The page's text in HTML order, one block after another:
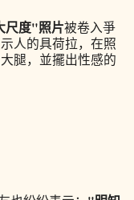
尺度"照片被卷入爭
人的具荷拉，在照
腿，並擺出性感的